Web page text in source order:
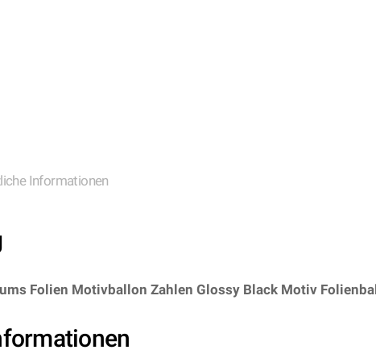
Informationen
Folien Motivballon Zahlen Glossy Black Motiv